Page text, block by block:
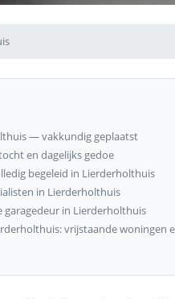
— vakkundig geplaatst
en dagelijks gedoe
begeleid in Lierderholthuis
in Lierderholthuis
garagedeur in Lierderholthuis
vrijstaande woningen